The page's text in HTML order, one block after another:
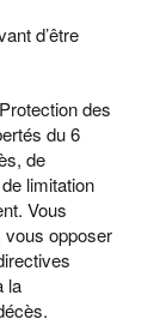
d’être
des
du 6
de
limitation
Vous
vous opposer
la